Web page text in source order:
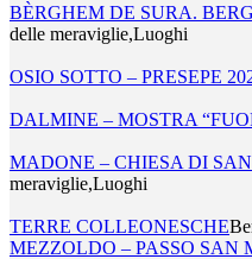
BÈRGHEM DE SURA.
delle meraviglie,Luoghi
OSIO SOTTO – PRESEPE
DALMINE – MOSTRA
MADONE – CHIESA DI
meraviglie,Luoghi
TERRE COLLEONESCHE
MEZZOLDO – PASSO SAN